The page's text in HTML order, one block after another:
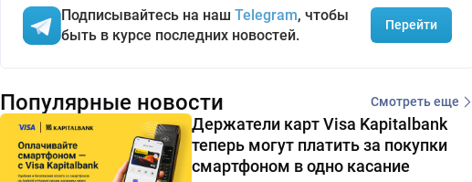
Подписывайтесь на наш Telegram, чтобы
быть в курсе последних новостей.
Перейти
Популярные новости Смотреть еще
Держатели карт Visa Kapitalbank
теперь могут платить за покупки
смартфоном в одно касание